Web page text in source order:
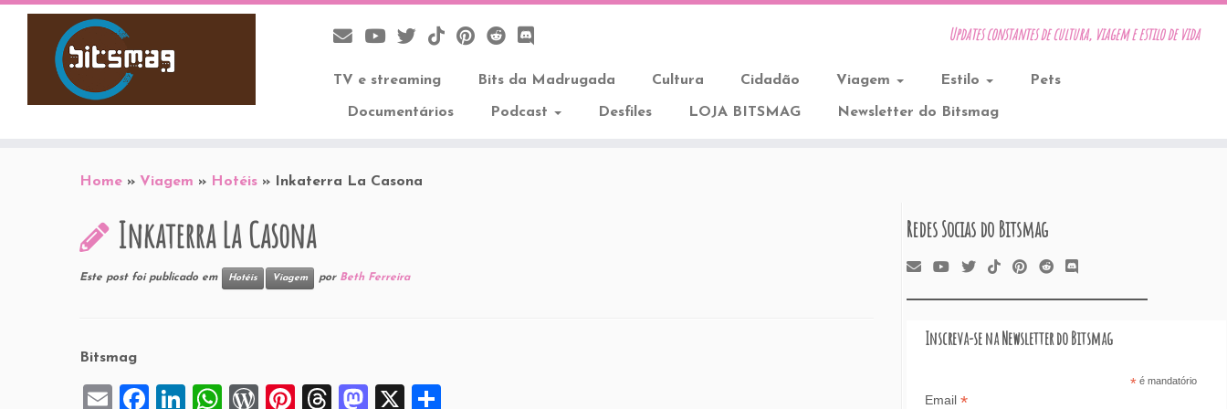
Updates constantes de cultura, viagem e estilo de vida
TV e streaming Bits da Madrugada Cultura Cidadão Viagem Estilo Pets
Documentários Podcast Desfiles LOJA BITSMAG Newsletter do Bitsmag
Home » Viagem » Hotéis » Inkaterra La Casona
Inkaterra La Casona
Este post foi publicado em Hotéis Viagem por Beth Ferreira
Bitsmag
E
F
Li
W W
Pi
T
M
X
Redes Socias do Bitsmag
Inscreva-se na Newsletter do Bitsmag
*é mandatório
Email *